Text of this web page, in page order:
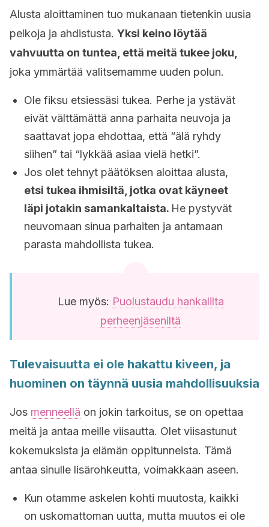
Alusta aloittaminen tuo mukanaan tietenkin uusia
pelkoja ja ahdistusta. Yksi keino löytää
vahvuutta on tuntea, että meitä tukee joku,
joka ymmärtää valitsemamme uuden polun.
Ole fiksu etsiessäsi tukea. Perhe ja ystävät
eivät välttämättä anna parhaita neuvoja ja
saattavat jopa ehdottaa, että “älä ryhdy
siihen” tai “lykkää asiaa vielä hetki”.
Jos olet tehnyt päätöksen aloittaa alusta,
etsi tukea ihmisiltä, jotka ovat käyneet
läpi jotakin samankaltaista. He pystyvät
neuvomaan sinua parhaiten ja antamaan
parasta mahdollista tukea.
Lue myös: Puolustaudu hankalilta
perheenjäseniltä
Tulevaisuutta ei ole hakattu kiveen, ja
huominen on täynnä uusia mahdollisuuksia
Jos menneellä on jokin tarkoitus, se on opettaa
meitä ja antaa meille viisautta. Olet viisastunut
kokemuksista ja elämän oppitunneista. Tämä
antaa sinulle lisärohkeutta, voimakkaan aseen.
Kun otamme askelen kohti muutosta, kaikki
on uskomattoman uutta, mutta muutos ei ole